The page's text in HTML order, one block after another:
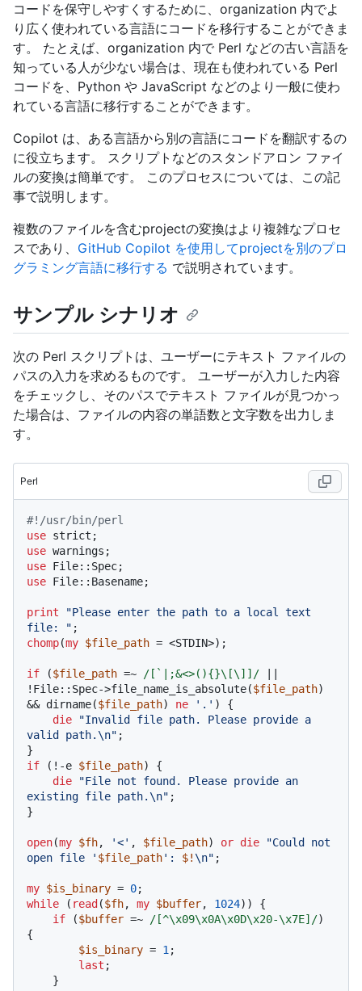
コードを保守しやすくするために、organization 内でよ
り広く使われている言語にコードを移行することができま
す。 たとえば、organization 内で Perl などの古い言語を
知っている人が少ない場合は、現在も使われている Perl
コードを、Python や JavaScript などのより一般に使わ
れている言語に移行することができます。
Copilot は、ある言語から別の言語にコードを翻訳するの
に役立ちます。 スクリプトなどのスタンドアロン ファイ
ルの変換は簡単です。 このプロセスについては、この記
事で説明します。
複数のファイルを含むprojectの変換はより複雑なプロセ
スであり、 GitHub Copilot を使用してprojectを別のプロ
グラミング言語に移行する で説明されています。
サンプル シナリオ
次の Perl スクリプトは、ユーザーにテキスト ファイルの
パスの入力を求めるものです。 ユーザーが入力した内容
をチェックし、そのパスでテキスト ファイルが見つかっ
た場合は、ファイルの内容の単語数と文字数を出力しま
す。
Perl
#!/usr/bin/perl
use
use
use
use File::Basename;
print
"Please enter the path to a local text
file: "
chomp(my $file_path = <STDIN>);
if ($file_path =~ /[`|;&<>(){}\[\]]/
!File::Spec->file_name_is_absolute($file_path)
&& dirname($file_path) ne '.' ) {
die
"Invalid file path. Please provide a
valid path.\n" ;
if (!-e $file_path) {
die
"File not found. Please provide an
existing file path.\n" ;
}
open(my $fh, '<' , $file_path) or die
"Could not
open file ' $file_path': $!\n" ;
my $is_binary = 0
while ( read ($fh, my $buffer, 1024)) {
if ($buffer =~ /[^\x09\x0A\x0D\x20-\x7E]/)
{
$is_binary = 1 ;
last ;